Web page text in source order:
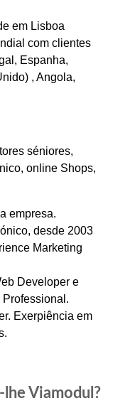
em Lisboa
com clientes
Espanha,
, Angola,
séniores,
online Shops,
empresa.
desde 2003
Marketing
Developer e
Exerpiência em
Viamodul?